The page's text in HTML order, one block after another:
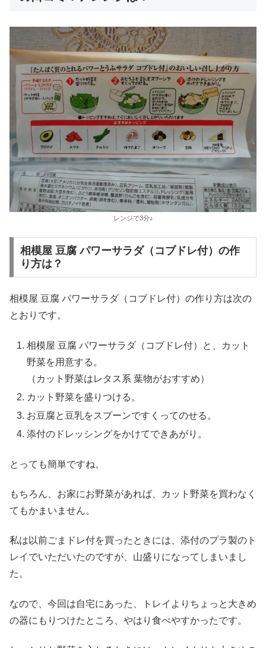
レンジで3分♪
相模屋 豆腐 パワーサラダ（コブドレ付）の作
り方は？
相模屋 豆腐 パワーサラダ（コブドレ付）の作り方は次の
とおりです。
相模屋 豆腐 パワーサラダ（コブドレ付）と、カット
野菜を用意する。
（カット野菜はレタス系 葉物がおすすめ）
カット野菜を盛りつける。
お豆腐と豆乳をスプーンですくってのせる。
添付のドレッシングをかけてできあがり。
とっても簡単ですね。
もちろん、お家にお野菜があれば、カット野菜を買わなく
てもかまいません。
私は以前ごまドレ付を買ったときには、添付のプラ製のト
レイでいただいたのですが、山盛りになってしまいまし
た。
なので、今回は自宅にあった、トレイよりちょっと大きめ
の器にもりつけたところ、やはり食べやすかったです。